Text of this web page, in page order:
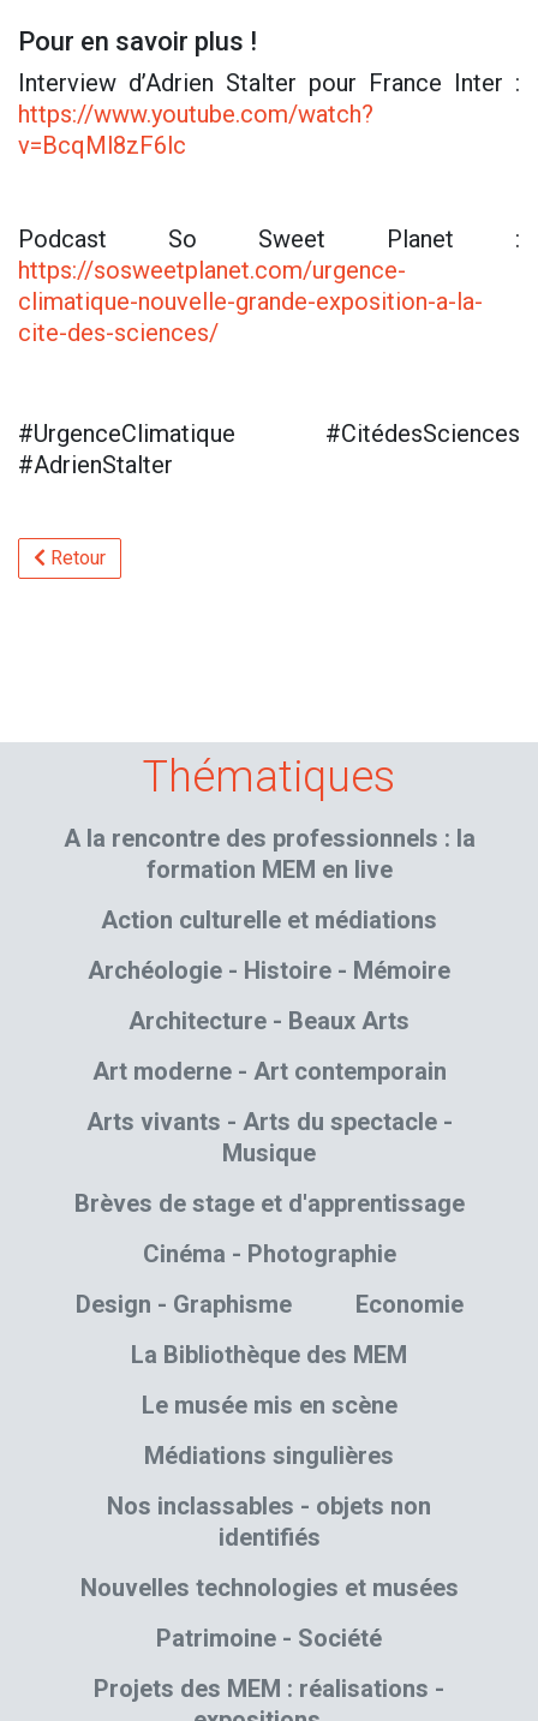
Pour en savoir plus !
Interview d’Adrien Stalter pour France Inter :
https://www.youtube.com/watch?
v=BcqMl8zF6lc
Podcast So Sweet Planet :
https://sosweetplanet.com/urgence-
climatique-nouvelle-grande-exposition-a-la-
cite-des-sciences/
#UrgenceClimatique #CitédesSciences
#AdrienStalter
Retour
Thématiques
A la rencontre des professionnels : la
formation MEM en live
Action culturelle et médiations
Archéologie - Histoire - Mémoire
Architecture - Beaux Arts
Art moderne - Art contemporain
Arts vivants - Arts du spectacle -
Musique
Brèves de stage et d'apprentissage
Cinéma - Photographie
Design - Graphisme
Economie
La Bibliothèque des MEM
Le musée mis en scène
Médiations singulières
Nos inclassables - objets non
identifiés
Nouvelles technologies et musées
Patrimoine - Société
Projets des MEM : réalisations -